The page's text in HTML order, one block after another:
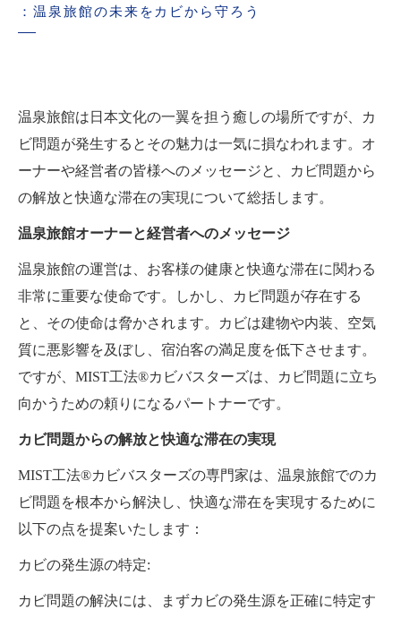
：温泉旅館の未来をカビから守ろう
温泉旅館は日本文化の一翼を担う癒しの場所ですが、カ
ビ問題が発生するとその魅力は一気に損なわれます。オ
ーナーや経営者の皆様へのメッセージと、カビ問題から
の解放と快適な滞在の実現について総括します。
温泉旅館オーナーと経営者へのメッセージ
温泉旅館の運営は、お客様の健康と快適な滞在に関わる
非常に重要な使命です。しかし、カビ問題が存在する
と、その使命は脅かされます。カビは建物や内装、空気
質に悪影響を及ぼし、宿泊客の満足度を低下させます。
ですが、MIST工法®カビバスターズは、カビ問題に立ち
向かうための頼りになるパートナーです。
カビ問題からの解放と快適な滞在の実現
MIST工法®カビバスターズの専門家は、温泉旅館でのカ
ビ問題を根本から解決し、快適な滞在を実現するために
以下の点を提案いたします：
カビの発生源の特定:
カビ問題の解決には、まずカビの発生源を正確に特定す